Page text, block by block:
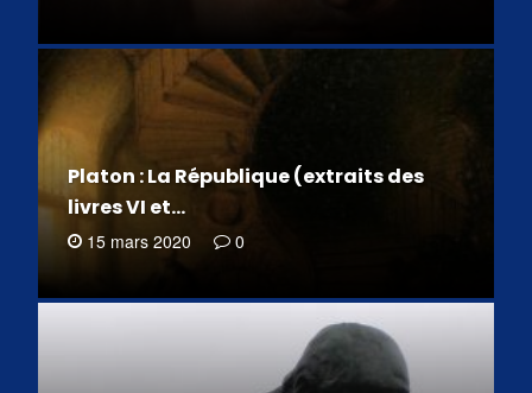
Platon : La République (extraits des
livres VI et…
15 mars 2020 0